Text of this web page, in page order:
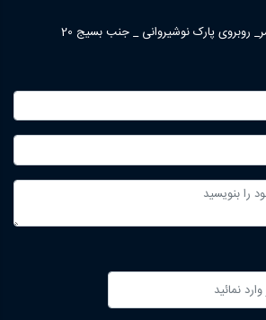
روبروی پارک نوشیروانی _ جنب بسیج 20